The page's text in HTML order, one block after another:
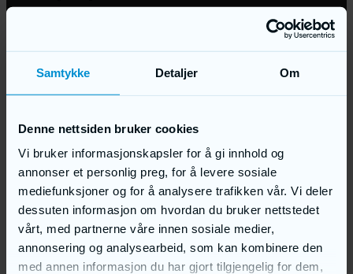
Samtykke Detaljer Om
Denne nettsiden bruker cookies
Vi bruker informasjonskapsler for å gi innhold og
annonser et personlig preg, for å levere sosiale
mediefunksjoner og for å analysere trafikken vår. Vi deler
dessuten informasjon om hvordan du bruker nettstedet
vårt, med partnerne våre innen sosiale medier,
annonsering og analysearbeid, som kan kombinere den
med annen informasjon du har gjort tilgjengelig for dem,
Skråstøtter Ringer Poland
Brakker
Våre prosjekter
Byggegjerder og tilbehør
Standard
Smart
Tett
Sperregjerder
Andre produkter
Fallsikrings utstyr
2-hjuls avfallsbeholdere
4-hjuls avfallsbeholdere
Strøkasser / sandkasser
Leie & Leasing